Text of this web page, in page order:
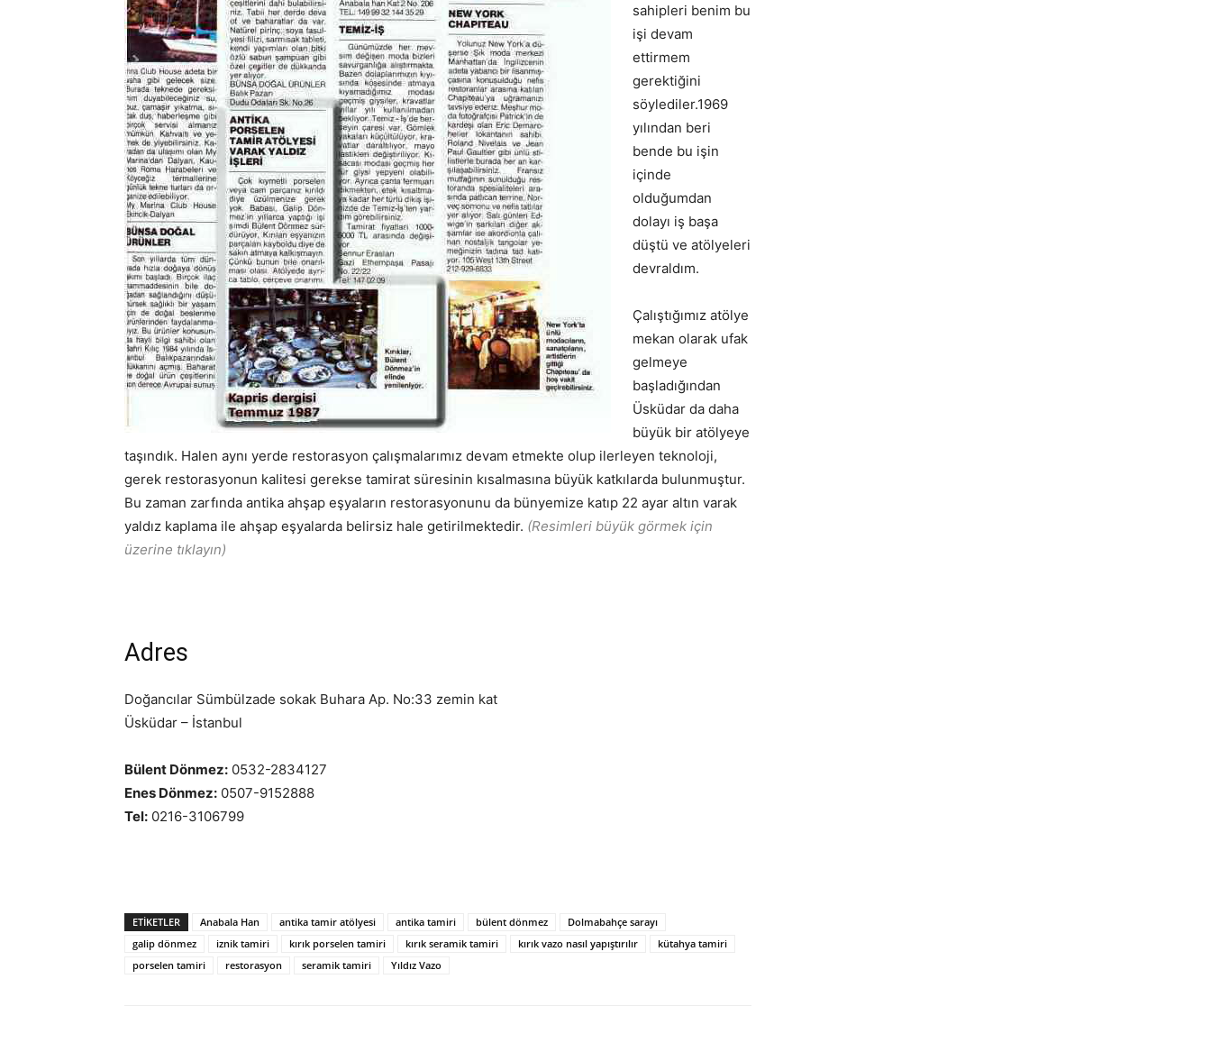
sahipleri benim bu
işi devam
ettirmem
gerektiğini
söylediler.1969
yılından beri
bende bu işin
içinde
olduğumdan
dolayı iş başa
düştü ve atölyeleri
devraldım.
Çalıştığımız atölye
mekan olarak ufak
gelmeye
başladığından
Üsküdar da daha
büyük bir atölyeye
taşındık. Halen aynı yerde restorasyon çalışmalarımız devam etmekte olup ilerleyen teknoloji,
gerek restorasyonun kalitesi gerekse tamirat süresinin kısalmasına büyük katkılarda bulunmuştur.
Bu zaman zarfında antika ahşap eşyaların restorasyonunu da bünyemize katıp 22 ayar altın varak
yaldız kaplama ile ahşap eşyalarda belirsiz hale getirilmektedir. (Resimleri büyük görmek için
üzerine tıklayın)
Adres
Doğancılar Sümbülzade sokak Buhara Ap. No:33 zemin kat
Üsküdar – İstanbul
Bülent Dönmez: 0532-2834127
Enes Dönmez: 0507-9152888
Tel: 0216-3106799
ETIKETLER Anabala Han antika tamir atölyesi antika tamiri bülent dönmez
Dolmabahçe sarayı
galip dönmez
iznik tamiri kırık porselen tamiri kırık seramik tamiri kırık vazo nasıl yapıştırılır
kütahya tamiri
porselen tamiri
restorasyon seramik tamiri Yıldız Vazo